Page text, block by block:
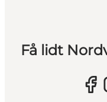
Få lidt